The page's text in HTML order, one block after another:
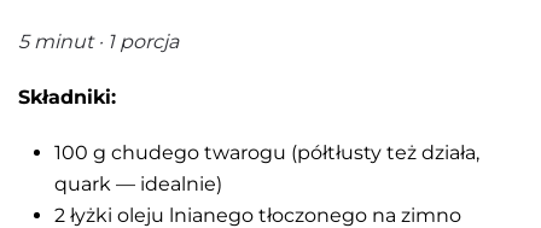
5 minut · 1 porcja
Składniki:
100 g chudego twarogu (półtłusty też działa,
quark — idealnie)
2 łyżki oleju lnianego tłoczonego na zimno